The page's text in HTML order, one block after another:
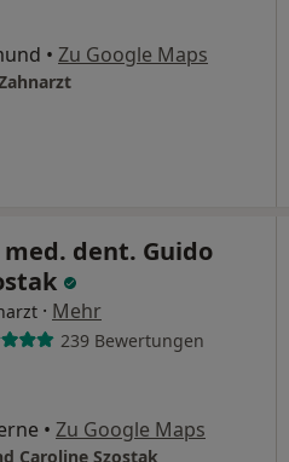
• Zu Google Maps
med. dent. Guido
· Mehr
239 Bewertungen
• Zu Google Maps
Caroline Szostak